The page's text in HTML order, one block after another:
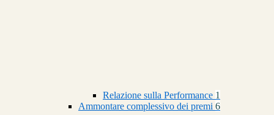
Relazione sulla Performance 1
Ammontare complessivo dei premi 6